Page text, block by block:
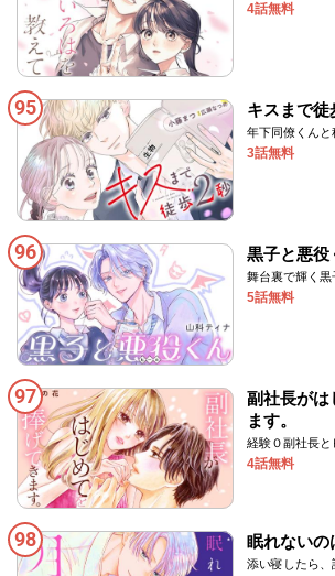
4話無料
95 キスまで徒
年下同僚くん
3話無料
96 黒子と悪役
舞台裏で輝く
5話無料
97
副社長がは
ます。
経験０副社長
4話無料
98 眠れないの
添い寝したら、